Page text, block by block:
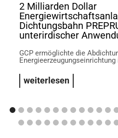
2 Milliarden Dollar
Dichtungsbahn
unterirdischer
GCP ermöglichte die
Energieerzeugungseinrichtung
weiterlesen